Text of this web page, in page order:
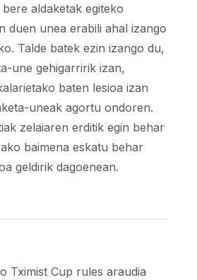
aldaketak egiteko
duen unea erabili ahal izango
Talde batek ezin izango du,
une gehigarririk izan,
baten lesioa izan
uneak agortu ondoren.
zelaiaren erditik egin behar
baimena eskatu behar
geldirik dagoenean.